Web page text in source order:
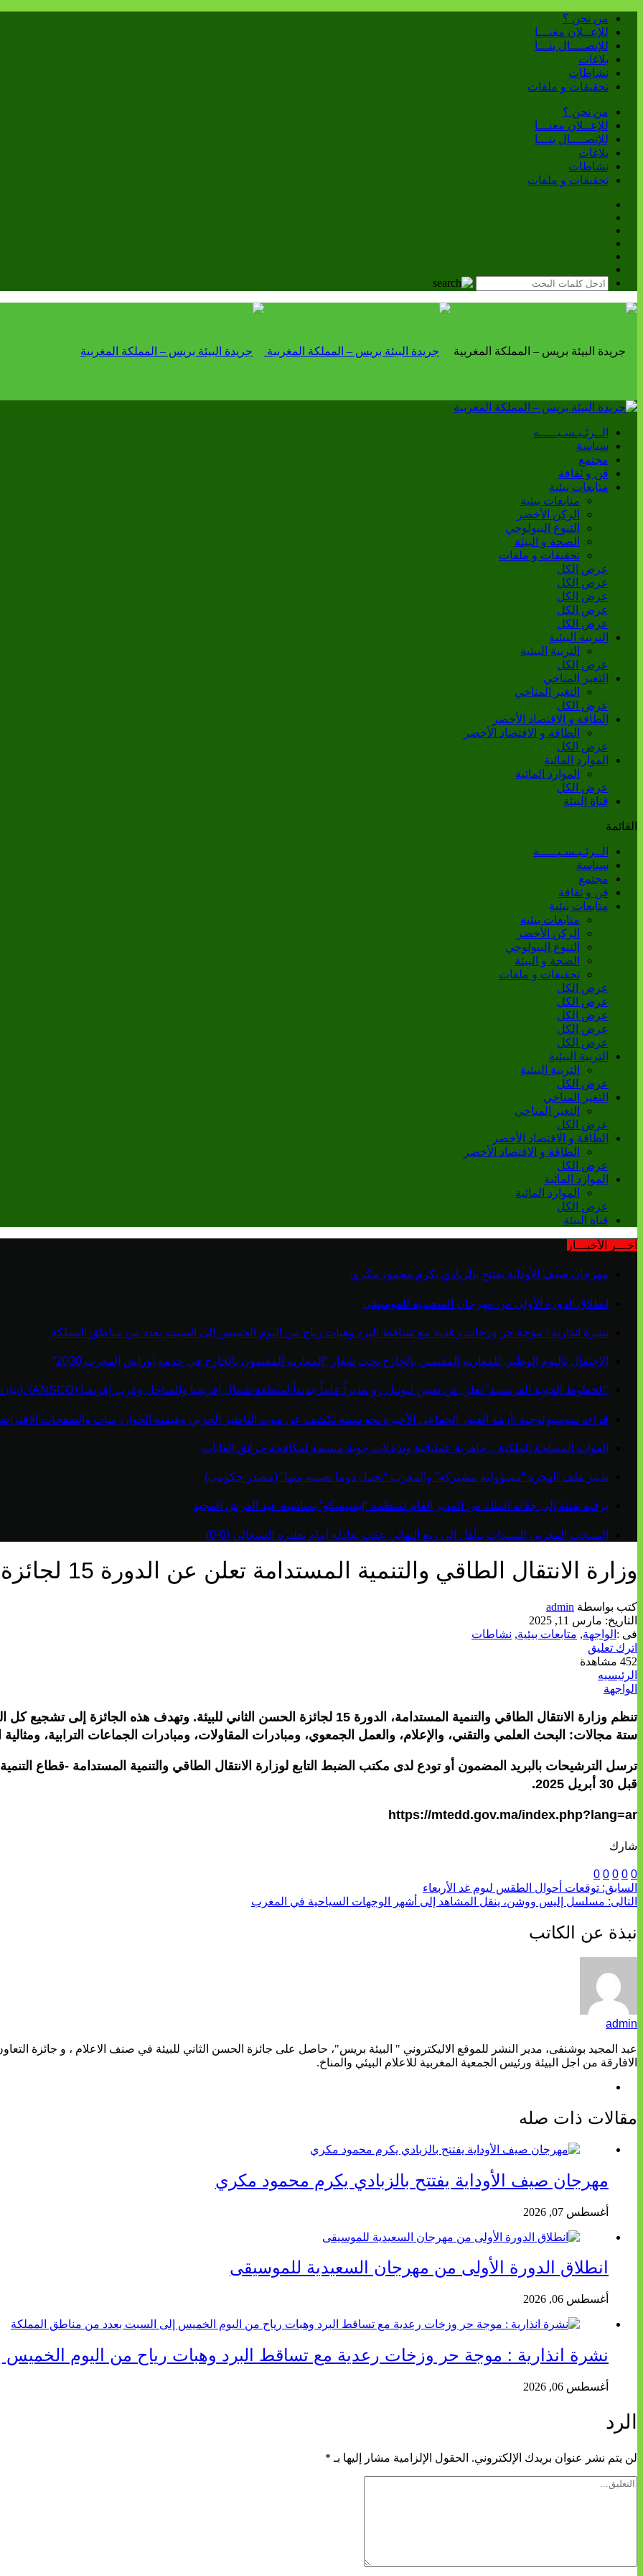
من نحن ؟
للإعــلان معنـــا
للإتصــــال بنـــا
بلاغات
نشاطات
تحقيقات و ملفات
من نحن ؟
للإعــلان معنـــا
للإتصــــال بنـــا
بلاغات
نشاطات
تحقيقات و ملفات
الــرئـيـسـيـــــة
سياسة
مجتمع
فن و ثقافة
متابعات بيئية
متابعات بيئية
الركن الأخضر
التنوع البيولوجي
الصحة و البيئة
تحقيقات و ملفات
عرض الكل
عرض الكل
عرض الكل
عرض الكل
عرض الكل
التربية البيئية
التربية البيئية
عرض الكل
التغير المناخي
التغير المناخي
عرض الكل
الطاقة و الاقتصاد الأخضر
الطاقة و الاقتصاد الأخضر
عرض الكل
الموارد المائية
الموارد المائية
عرض الكل
قناة البيئة
القائمة
الــرئـيـسـيـــــة
سياسة
مجتمع
فن و ثقافة
متابعات بيئية
متابعات بيئية
الركن الأخضر
التنوع البيولوجي
الصحة و البيئة
تحقيقات و ملفات
عرض الكل
عرض الكل
عرض الكل
عرض الكل
عرض الكل
التربية البيئية
التربية البيئية
عرض الكل
التغير المناخي
التغير المناخي
عرض الكل
الطاقة و الاقتصاد الأخضر
الطاقة و الاقتصاد الأخضر
عرض الكل
الموارد المائية
الموارد المائية
عرض الكل
قناة البيئة
آخـــر الأخبـــار
مهرجان صيف الأوداية يفتتح بالزبادي يكرم محمود مكري
انطلاق الدورة الأولى من مهرجان السعيدية للموسيقى
نشرة انذارية : موجة حر وزخات رعدية مع تساقط البرد وهبات رياح من اليوم الخميس إلى السبت بعدد من مناطق المملكة
الاحتفال باليوم الوطني للمغاربة المقيمين بالخارج تحت شعار “المغاربة المقيمون بالخارج في خدمة أوراش المغرب 2030”
“الخطوط الجوية الفرنسية” تعلن عن تعيين ليونيل رو مديراً عاماً جديداً لمنطقة شمال إفريقيا والساحل وغرب إفريقيا (ANSCO) .(بيان صحفي )
قراءة سوسيولوجية :أزمة العبور الجماعي الأخيرة نحو سبتة تكشف عن موت التاطير الحزبي وهيمنة الخوارزميات والصفحات
القوات المسلحة الملكية .. جاهزية عملياتية وتدخلات جوية منسقة لمكافحة حرائق الغابات
تدبير ملف الهجرة “مسؤولية مشتركة” والمغرب “تحمل دوما نصيبه منها” (مصدر حكومي)
برقية تهنئة إلى جلالة الملك من المدير العام لمنظمة “إيسيسكو” بمناسبة عيد العرش المجيد
المنتخب المغربي للسيدات يتأهل إلى ربع النهائي عقب تعادله أمام نظيره السنغالي (0-0)
وزارة الانتقال الطاقي والتنمية المستدامة تعلن عن الدورة 15 لجائزة الحسن الثاني للبيئة
كتب بواسطة admin
التاريخ: مارس 11, 2025
فى : الواجهة, متابعات بيئية, نشاطات
اترك تعليق
452 مشاهدة
الرئيسيه
الواجهة
تنظم وزارة الانتقال الطاقي والتنمية المستدامة، الدورة 15 لجائزة الحسن الثاني للبيئة.
ستة مجالات: البحث العلمي والتقني، والإعلام، والعمل الجمعوي، ومبادرات المقاولات، ومبادرات الجماعات الترابية، ومثالية
قبل 30 أبريل 2025.
https://mtedd.gov.ma/index.php?lang=ar
شارك
0
0
0
0
0
السابق: توقعات أحوال الطقس ليوم غد الأربعاء
التالى: مسلسل إليس ووشن، ينقل المشاهد إلى أشهر الوجهات السياحية في المغرب
نبذة عن الكاتب
admin
عبد المجيد بوشنفى، مدير النشر للموقع الاليكتروني " البيئة بريس"، حاصل على جائزة الحسن الثاني للبيئة في صنف الاعلام ، و جائزة
الافارقة من اجل البيئة ورئيس الجمعية المغربية للاعلام البيئي والمناخ.
مقالات ذات صله
مهرجان صيف الأوداية يفتتح بالزبادي يكرم محمود مكري
أغسطس 07, 2026
انطلاق الدورة الأولى من مهرجان السعيدية للموسيقى
أغسطس 06, 2026
نشرة انذارية : موجة حر وزخات رعدية مع تساقط البرد وهبات رياح من اليوم
أغسطس 06, 2026
الرد
لن يتم نشر عنوان بريدك الإلكتروني. الحقول الإلزامية مشار إليها بـ *